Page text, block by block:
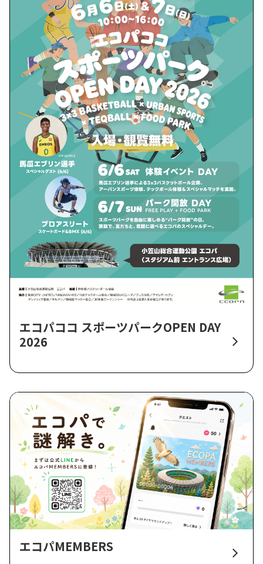
エコパココ スポーツパークOPEN DAY
2026
エコパMEMBERS